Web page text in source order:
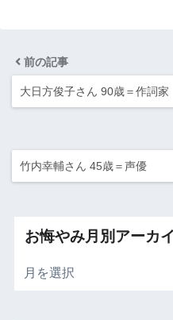
前の記事
大日方俊子さん 90歳＝作詞家
竹内幸輔さん 45歳＝声優
お悔やみ月別アーカ